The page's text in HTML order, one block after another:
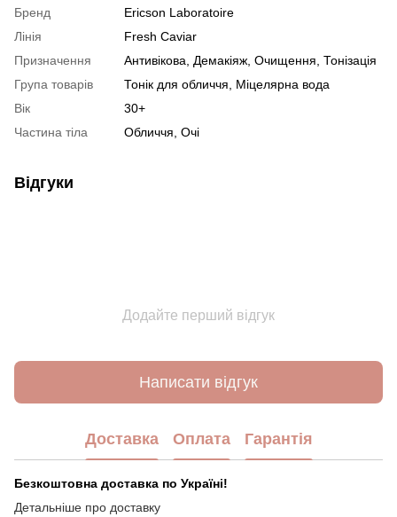
Бренд
Ericson Laboratoire
Лінія
Fresh Caviar
Призначення
Антивікова, Демакіяж, Очищення, Тонізація
Група товарів
Тонік для обличчя, Міцелярна вода
Вік
30+
Частина тіла
Обличчя, Очі
Відгуки
Додайте перший відгук
Написати відгук
Доставка Оплата Гарантія
Безкоштовна доставка по Україні!
Детальніше про доставку